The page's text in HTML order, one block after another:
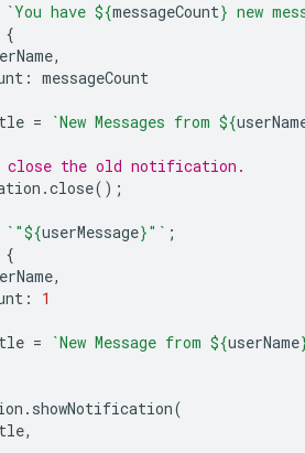
`You have ${messageCount} new
{
,
: messageCount
= `New Messages from ${
close the old notification.
.close();
`"${userMessage}"` ;
{
,
:
1
= `New Message from ${userName
. showNotification(
,